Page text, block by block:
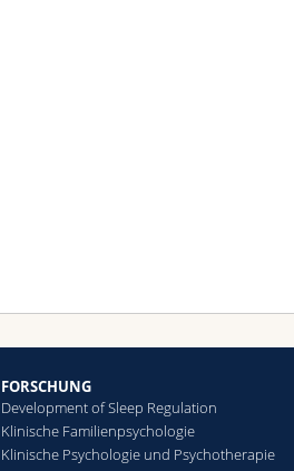
FORSCHUNG
Development of Sleep Regulation
Klinische Familienpsychologie
Klinische Psychologie und Psychotherapie